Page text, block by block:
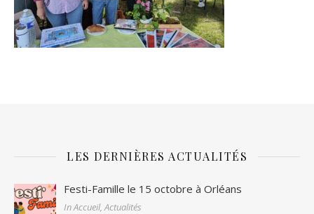
LES DERNIÈRES ACTUALITÉS
Festi-Famille le 15 octobre à Orléans
In Accueil, Actualités